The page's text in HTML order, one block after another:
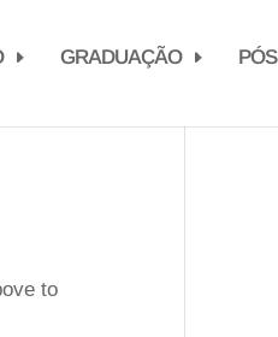
GRADUAÇÃO PÓS
to